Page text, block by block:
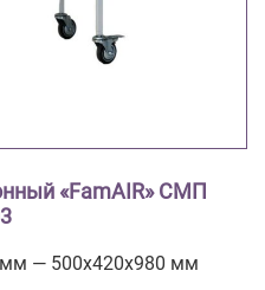
«FamAIR» СМП
— 500х420х980 мм